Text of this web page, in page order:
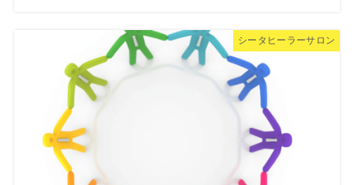
シータヒーラーサロン